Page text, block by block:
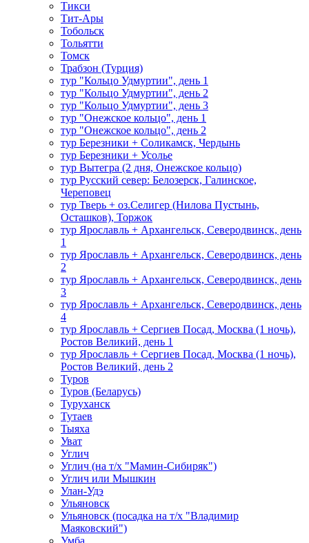
Тикси
Тит-Ары
Тобольск
Тольятти
Томск
Трабзон (Турция)
тур "Кольцо Удмуртии", день 1
тур "Кольцо Удмуртии", день 2
тур "Кольцо Удмуртии", день 3
тур "Онежское кольцо", день 1
тур "Онежское кольцо", день 2
тур Березники + Соликамск, Чердынь
тур Березники + Усолье
тур Вытегра (2 дня, Онежское кольцо)
тур Русский север: Белозерск, Галинское,
Череповец
тур Тверь + оз.Селигер (Нилова Пустынь,
Осташков), Торжок
тур Ярославль + Архангельск, Северодвинск, день
1
тур Ярославль + Архангельск, Северодвинск, день
2
тур Ярославль + Архангельск, Северодвинск, день
3
тур Ярославль + Архангельск, Северодвинск, день
4
тур Ярославль + Сергиев Посад, Москва (1 ночь),
Ростов Великий, день 1
тур Ярославль + Сергиев Посад, Москва (1 ночь),
Ростов Великий, день 2
Туров
Туров (Беларусь)
Туруханск
Тутаев
Тыяха
Уват
Углич
Углич (на т/х "Мамин-Сибиряк")
Углич или Мышкин
Улан-Удэ
Ульяновск
Ульяновск (посадка на т/х "Владимир
Маяковский")
Умба